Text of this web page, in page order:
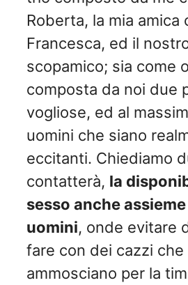
Roberta, la mia amica
Francesca, ed il
scopamico; sia come
composta da noi due
vogliose, ed al
uomini che siano
eccitanti. Chiediamo
contatterà, la
sesso anche
uomini, onde evitare
fare con dei cazzi che
ammosciano per la